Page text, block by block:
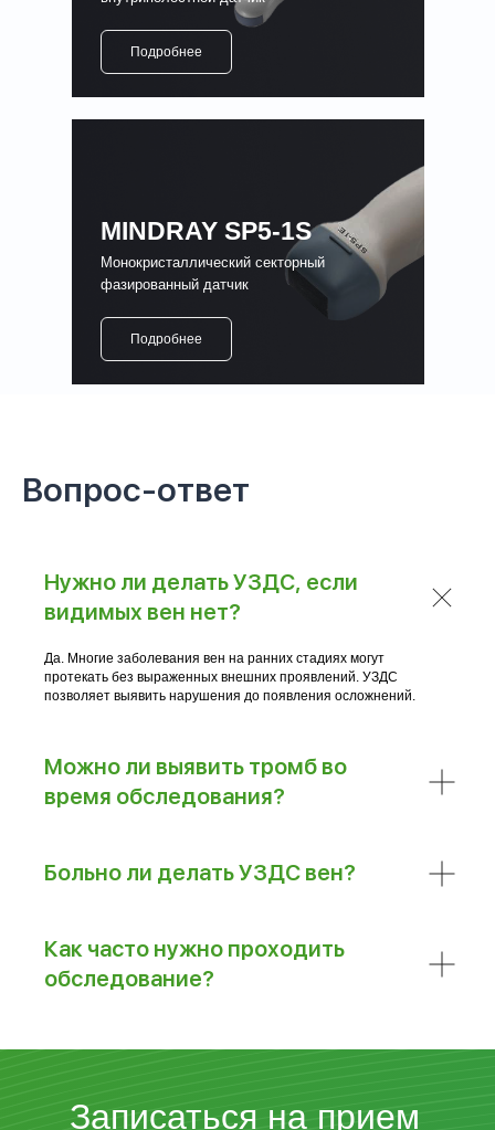
Подробнее
MINDRAY SP5-1S
Монокристаллический секторный
фазированный датчик
Подробнее
Вопрос-ответ
Нужно ли делать УЗДС, если
видимых вен нет?
Да. Многие заболевания вен на ранних стадиях могут
протекать без выраженных внешних проявлений. УЗДС
позволяет выявить нарушения до появления осложнений.
Можно ли выявить тромб во
время обследования?
Больно ли делать УЗДС вен?
Как часто нужно проходить
обследование?
Записаться на прием